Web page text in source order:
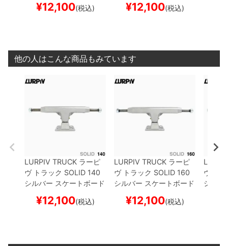
¥12,100(税込) ¥12,100(税込)
他の人はこんな商品もみています
LURPIV TRUCK ラーピ
ヴトラック SOLID 140
シルバー スケートボード
¥12,100(税込)
LURPIV TRUCK ラーピ
ヴトラック SOLID 160
シルバー スケートボード
¥12,100(税込)
ヴ
シルバ